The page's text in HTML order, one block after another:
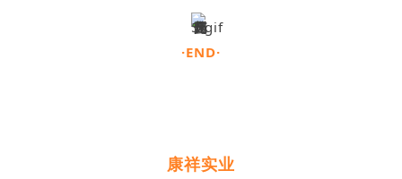
·END·
康祥实业